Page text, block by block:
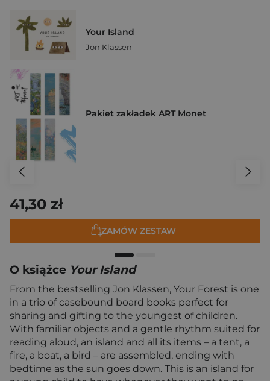
Your Island
Jon Klassen
Pakiet zakładek ART Monet
41,30 zł
ZAMÓW ZESTAW
O książce Your Island
From the bestselling Jon Klassen, Your Forest is one
in a trio of casebound board books perfect for
sharing and gifting to the youngest of children.
With familiar objects and a gentle rhythm suited for
reading aloud, an island and all its items – a tent, a
fire, a boat, a bird – are assembled, ending with
bedtime as the sun goes down. This is an island for